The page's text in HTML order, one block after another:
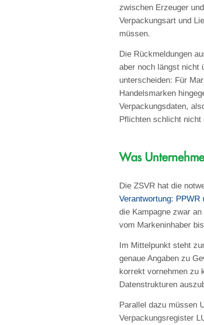
zwischen Erzeuger
Verpackungsart und
müssen.
Die Rückmeldungen
aber noch längst nicht
unterscheiden: Für
Handelsmarken
Verpackungsdaten,
Pflichten schlicht nicht
Was
Die ZSVR hat die
Verantwortung:
die Kampagne zwar
vom Markeninhaber
Im Mittelpunkt steht
genaue Angaben zu
korrekt vornehmen zu
Datenstrukturen
Parallel dazu müssen
Verpackungsregister